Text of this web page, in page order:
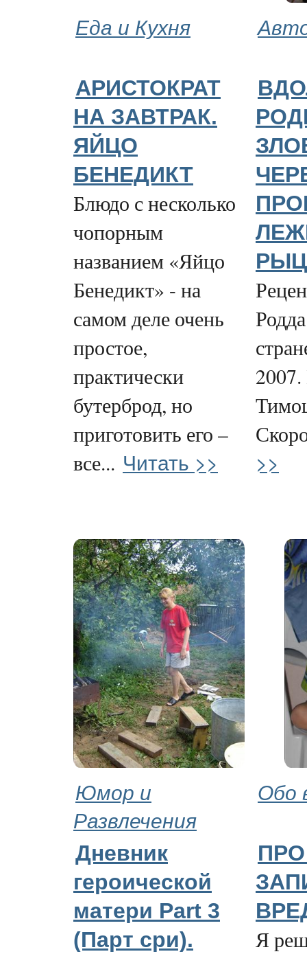
Еда и Кухня
АРИСТОКРАТ
НА ЗАВТРАК.
ЯЙЦО
БЕНЕДИКТ
Блюдо с несколько
чопорным
названием «Яйцо
Бенедикт» - на
самом деле очень
простое,
практически
бутерброд, но
приготовить его –
все... Читать >> >>
Юмор и
Развлечения
Обо
Дневник
героической
матери Part 3
(Парт сри).
Я